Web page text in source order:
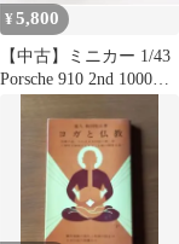
¥5,800
【中古】ミニカー 1/43
Porsche 910 2nd 1000Km
Hawkins - G. Koch #19
[SG819]